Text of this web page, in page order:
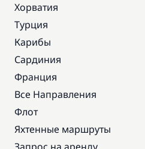
Хорватия
Турция
Карибы
Сардиния
Франция
Все Направления
Флот
Яхтенные маршруты